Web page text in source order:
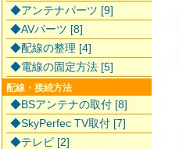
◆アンテナパーツ [9]
◆AVパーツ [8]
◆配線の整理 [4]
◆電線の固定方法 [5]
配線・接続方法
◆BSアンテナの取付 [8]
◆SkyPerfec TV取付 [7]
◆テレビ [2]